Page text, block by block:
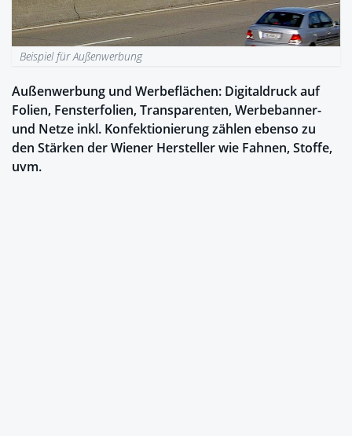
Beispiel für Außenwerbung
Außenwerbung und Werbeflächen: Digitaldruck auf
Folien, Fensterfolien, Transparenten, Werbebanner-
und Netze inkl. Konfektionierung zählen ebenso zu
den Stärken der Wiener Hersteller wie Fahnen, Stoffe,
uvm.